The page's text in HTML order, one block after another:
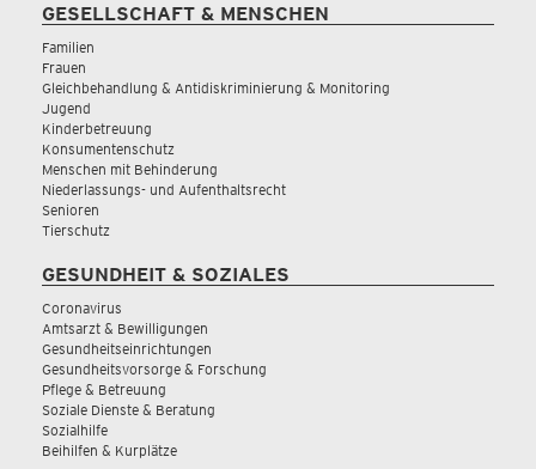
GESELLSCHAFT & MENSCHEN
Familien
Frauen
Gleichbehandlung & Antidiskriminierung & Monitoring
Jugend
Kinderbetreuung
Konsumentenschutz
Menschen mit Behinderung
Niederlassungs- und Aufenthaltsrecht
Senioren
Tierschutz
GESUNDHEIT & SOZIALES
Coronavirus
Amtsarzt & Bewilligungen
Gesundheitseinrichtungen
Gesundheitsvorsorge & Forschung
Pflege & Betreuung
Soziale Dienste & Beratung
Sozialhilfe
Beihilfen & Kurplätze